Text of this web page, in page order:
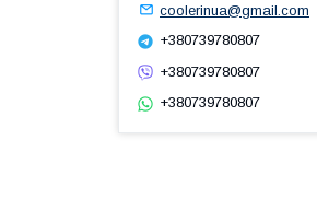
coolerinua@gmail.com
+380739780807
+380739780807
+380739780807